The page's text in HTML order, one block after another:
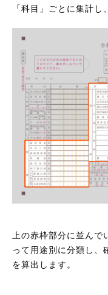
「科目」ごとに集計し
上の赤枠部分に並ん
って用途別に分類し、
を算出します。